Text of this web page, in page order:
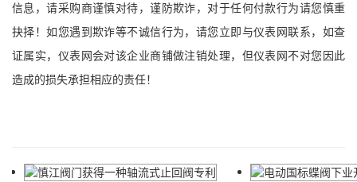
信息，请采购商谨慎对待，谨防欺诈，对于任何付款行为请您慎重
抉择！如您遇到欺诈等不诚信行为，请您立即与仪表网联系，如查
证属实，仪表网会对该企业商铺做注销处理，但仪表网不对您因此
造成的损失承担相应的责任！